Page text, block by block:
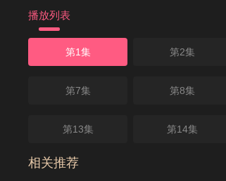
播放列表
第1集 第2集
第7集 第8集
第13集 第14集
相关推荐